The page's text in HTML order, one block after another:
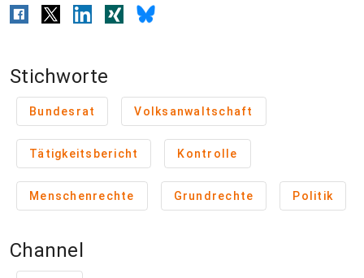
Stichworte
Bundesrat Volksanwaltschaft
Tätigkeitsbericht Kontrolle
Menschenrechte Grundrechte Politik
Channel